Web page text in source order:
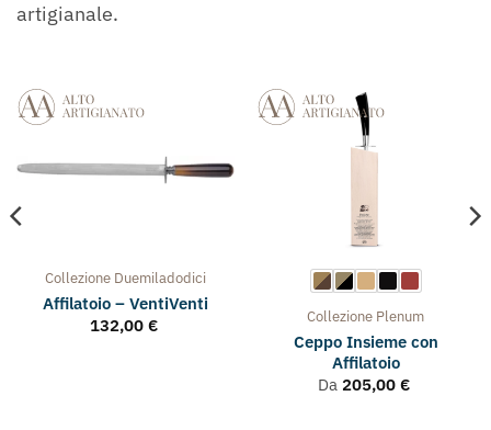
artigianale.
Collezione Duemiladodici
Affilatoio – VentiVenti
132,00 € Collezione Plenum
Ceppo Insieme con
Affilatoio
Da 205,00 €